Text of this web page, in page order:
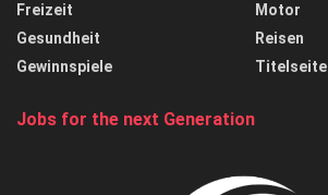
Freizeit
Gesundheit
Gewinnspiele
Motor
Reisen
Titelseite
Jobs for the next Generation